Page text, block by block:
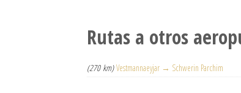
Rutas a otros
(270 km) Vestmannaeyjar → Schwerin Parchim